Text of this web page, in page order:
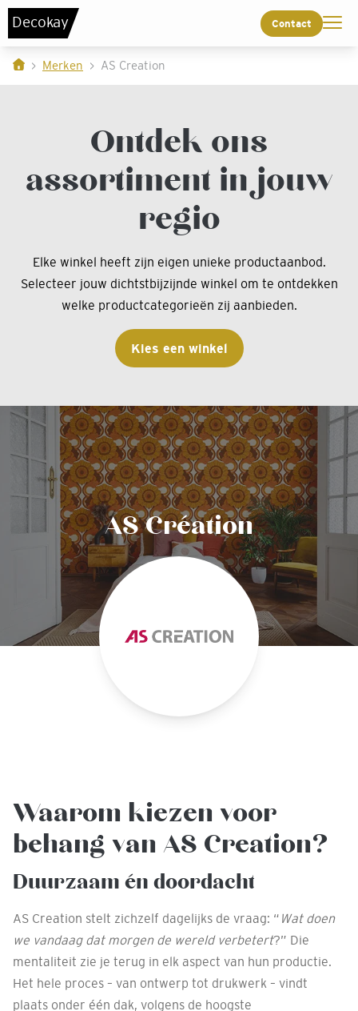
Decokay Contact
Merken AS Creation
Ontdek ons
assortiment in jouw
regio
Elke winkel heeft zijn eigen unieke productaanbod.
Selecteer jouw dichtstbijzijnde winkel om te ontdekken
welke productcategorieën zij aanbieden.
Kies een winkel
AS Création
Waarom kiezen voor
behang van AS Creation?
Duurzaam én doordacht
AS Creation stelt zichzelf dagelijks de vraag: “ Wat doen
we vandaag dat morgen de wereld verbetert?” Die
mentaliteit zie je terug in elk aspect van hun productie.
Het hele proces – van ontwerp tot drukwerk – vindt
plaats onder één dak, volgens de hoogste